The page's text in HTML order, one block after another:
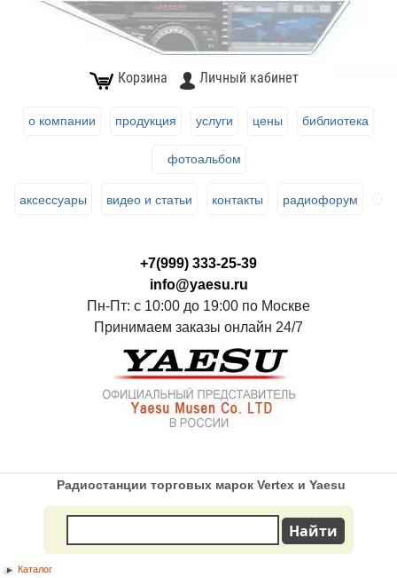
Корзина Личный кабинет
о компании продукция услуги цены библиотека
фотоальбом
аксессуары видео и статьи контакты радиофорум
+7(999) 333-25-39
info@yaesu.ru
Пн-Пт: с 10:00 до 19:00 по Москве
Принимаем заказы онлайн 24/7
Радиостанции торговых марок Vertex и Yaesu
Каталог